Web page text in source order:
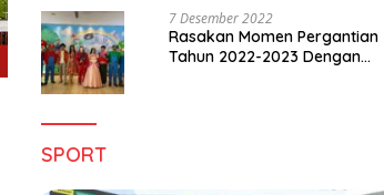
7 Desember 2022
Rasakan Momen Pergantian
Tahun 2022-2023 Dengan
SPORT